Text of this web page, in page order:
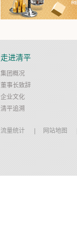
走进清平
集团概况
董事长致辞
企业文化
清平追溯
流量统计 网站地图